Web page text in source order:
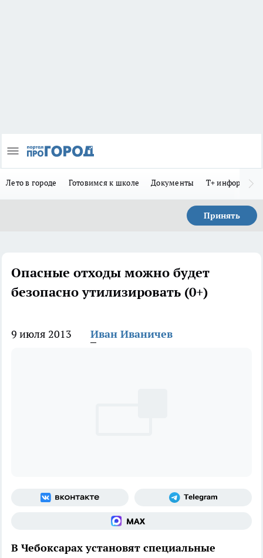
Лето в городе Готовимся к школе Документы Т+
Принять
Опасные отходы можно будет
безопасно утилизировать (0+)
9 июля 2013 Иван Иваничев
В Чебоксарах установят специальные